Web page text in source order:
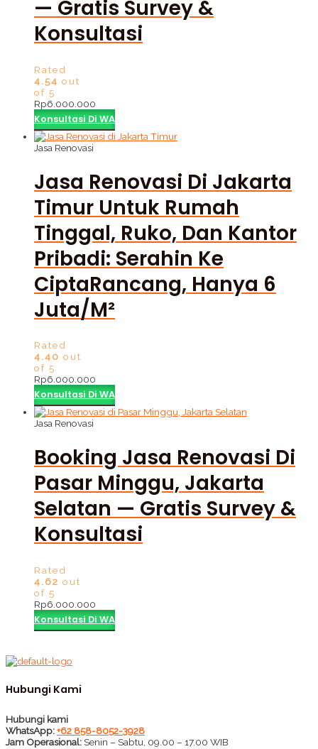
— Gratis Survey &
Konsultasi
Rated
4.54 out
of 5
Rp6.000.000
Konsultasi Di WA
Jasa Renovasi
Jasa Renovasi Di Jakarta
Timur Untuk Rumah
Tinggal, Ruko, Dan Kantor
Pribadi: Serahin Ke
CiptaRancang, Hanya 6
Juta/m²
Rated
4.40 out
of 5
Rp6.000.000
Konsultasi Di WA
Jasa Renovasi
Booking Jasa Renovasi Di
Pasar Minggu, Jakarta
Selatan — Gratis Survey &
Konsultasi
Rated
4.62 out
of 5
Rp6.000.000
Konsultasi Di WA
Hubungi Kami
Hubungi kami
WhatsApp:+62 858-8052-3928
Jam Operasional: Senin – Sabtu, 09.00 – 17.00 WIB